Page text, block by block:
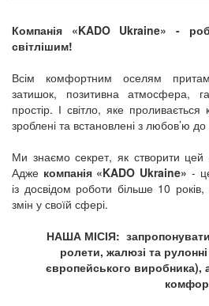
Компанія «KADO Ukraine» -
світлішим!
Всім комфортним оселям
затишок, позитивна атмосфера,
простір. І світло, яке проливається
зроблені та встановлені з любов’ю
Ми знаємо секрет, як створити цей
Адже компанія «KADO Ukraine» -
із досвідом роботи більше 10
змін у своїй сфері.
НАША МІСІЯ:
ролети, жалюзі та
європейського